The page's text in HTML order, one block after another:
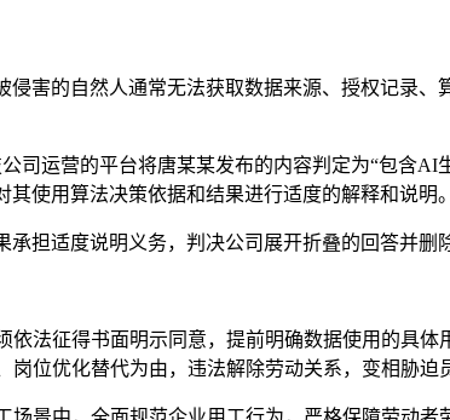
的自然人通常无法获取数据来源、授权记录、
运营的平台将唐某某发布的内容判定为“包含AI
使用算法决策依据和结果进行适度的解释和说明。
适度说明义务，判决公司展开折叠的回答并删
征得书面明示同意，提前明确数据使用的具体
位优化替代为由，违法解除劳动关系，变相胁迫